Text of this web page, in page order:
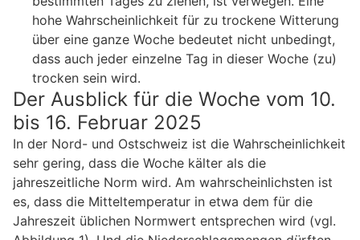
hohe Wahrscheinlichkeit für zu trockene Witterung
über eine ganze Woche bedeutet nicht unbedingt,
dass auch jeder einzelne Tag in dieser Woche (zu)
trocken sein wird.
Der Ausblick für die Woche vom 10.
bis 16. Februar 2025
In der Nord- und Ostschweiz ist die Wahrscheinlichkeit
sehr gering, dass die Woche kälter als die
jahreszeitliche Norm wird. Am wahrscheinlichsten ist
es, dass die Mitteltemperatur in etwa dem für die
Jahreszeit üblichen Normwert entsprechen wird (vgl.